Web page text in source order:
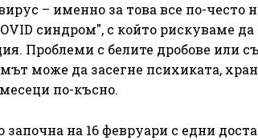
– именно за това все по-често
синдром", с който рискуваме
Проблеми с белите дробове или
може да засегне психиката,
по-късно.
започна на 16 февруари с едни